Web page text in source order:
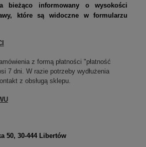
bieżąco informowany o wysokości
które są widoczne w formularzu
z formą płatności "płatność
7 dni. W razie potrzeby wydłużenia
z obsługą sklepu.
50, 30-444 Libertów